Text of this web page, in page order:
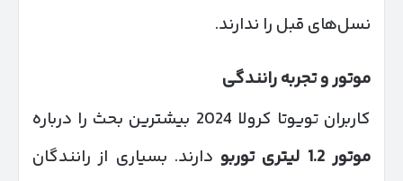
نسل‌های قبل را ندارند.
موتور و تجربه رانندگی
کاربران تویوتا کرولا 2024 بیشترین بحث را درباره
موتور 1.2 لیتری توربو
دارند. بسیاری از رانندگان